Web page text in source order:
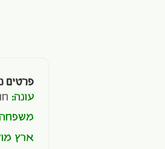
פרטים
עונה:
ארץ